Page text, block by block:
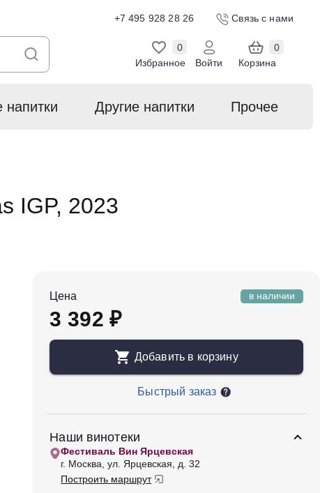
+7 495 928 28 26 Связь с нами
Избранное
0
Войти
Корзина
0
напитки Другие напитки Прочее
IGP, 2023
Цена в наличии
3 392 ₽
Добавить в корзину
Быстрый заказ
Наши винотеки
Фестиваль Вин Ярцевская
г. Москва, ул. Ярцевская, д. 32
Построить маршрут